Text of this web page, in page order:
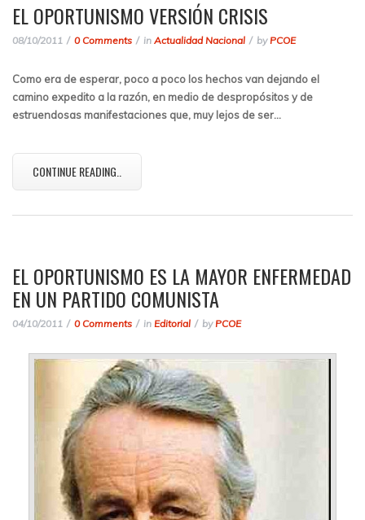
EL OPORTUNISMO VERSIÓN CRISIS
08/10/2011 0 Comments in Actualidad Nacional byPCOE
Como era de esperar, poco a poco los hechos van dejando el
camino expedito a la razón, en medio de despropósitos y de
estruendosas manifestaciones que, muy lejos de ser…
CONTINUE READING..
EL OPORTUNISMO ES LA MAYOR ENFERMEDAD
EN UN PARTIDO COMUNISTA
04/10/2011 0 Comments in Editorial byPCOE